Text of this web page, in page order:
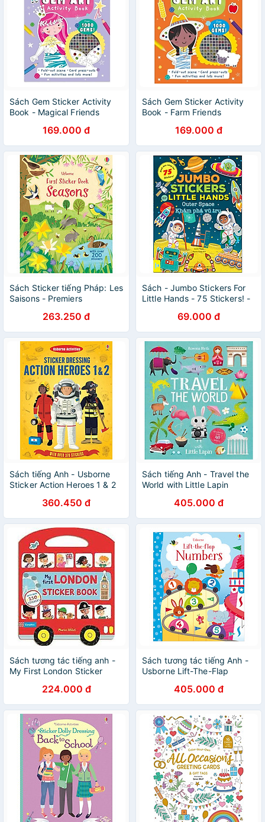
Sách Gem Sticker Activity
Book - Magical Friends
169.000 đ
Sách Gem Sticker Activity
Book - Farm Friends
169.000 đ
Sách Sticker tiếng Pháp: Les
Saisons - Premiers
263.250 đ
Sách - Jumbo Stickers For
Little Hands - 75 Stickers! -
69.000 đ
Sách tiếng Anh - Usborne
Sticker Action Heroes 1 & 2
360.450 đ
Sách tiếng Anh - Travel the
World with Little Lapin
405.000 đ
Sách tương tác tiếng anh -
My First London Sticker
224.000 đ
Sách tương tác tiếng Anh -
Usborne Lift-The-Flap
405.000 đ